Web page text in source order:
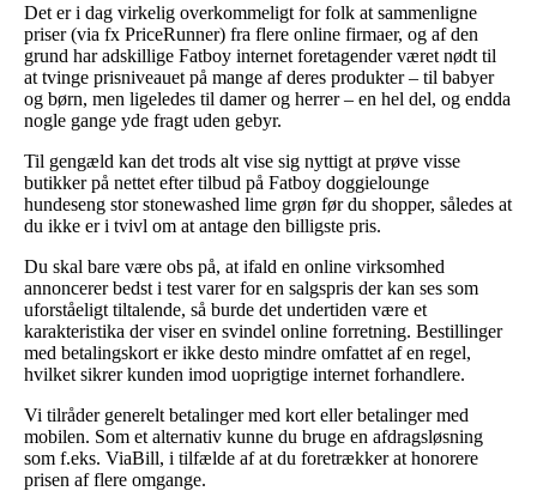
Det er i dag virkelig overkommeligt for folk at sammenligne
priser (via fx PriceRunner) fra flere online firmaer, og af den
grund har adskillige Fatboy internet foretagender været nødt til
at tvinge prisniveauet på mange af deres produkter – til babyer
og børn, men ligeledes til damer og herrer – en hel del, og endda
nogle gange yde fragt uden gebyr.
Til gengæld kan det trods alt vise sig nyttigt at prøve visse
butikker på nettet efter tilbud på Fatboy doggielounge
hundeseng stor stonewashed lime grøn før du shopper, således at
du ikke er i tvivl om at antage den billigste pris.
Du skal bare være obs på, at ifald en online virksomhed
annoncerer bedst i test varer for en salgspris der kan ses som
uforståeligt tiltalende, så burde det undertiden være et
karakteristika der viser en svindel online forretning. Bestillinger
med betalingskort er ikke desto mindre omfattet af en regel,
hvilket sikrer kunden imod uoprigtige internet forhandlere.
Vi tilråder generelt betalinger med kort eller betalinger med
mobilen. Som et alternativ kunne du bruge en afdragsløsning
som f.eks. ViaBill, i tilfælde af at du foretrækker at honorere
prisen af flere omgange.